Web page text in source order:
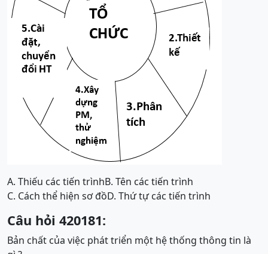
A. Thiếu các tiến trìnhB. Tên các tiến trình
C. Cách thể hiện sơ đồD. Thứ tự các tiến trình
Câu hỏi 420181:
Bản chất của việc phát triển một hệ thống thông tin là